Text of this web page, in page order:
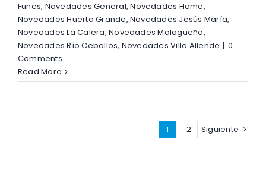
Funes, Novedades General,Novedades Home,
Novedades Huerta Grande,Novedades Jesús María,
Novedades La Calera,Novedades Malagueño,
Novedades Río Ceballos, Novedades Villa Allende | 0
Comments
Read More
1 2 Siguiente